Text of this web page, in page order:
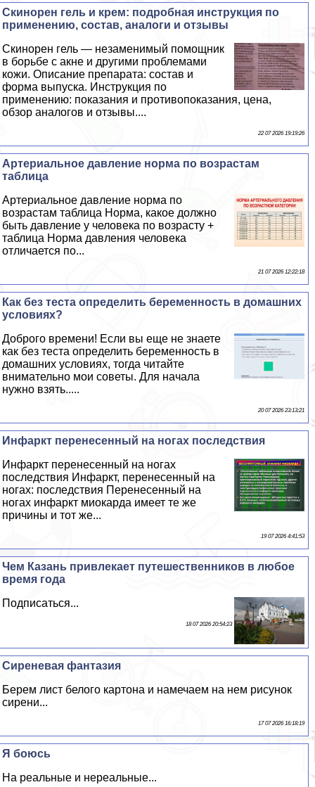
Скинорен гель и крем: подробная инструкция по
применению, состав, аналоги и отзывы
Скинорен гель — незаменимый помощник
в борьбе с акне и другими проблемами
кожи. Описание препарата: состав и
форма выпуска. Инструкция по
применению: показания и противопоказания, цена,
обзор аналогов и отзывы....
22 07 2026 19:19:26
Артериальное давление норма по возрастам
таблица
Артериальное давление норма по
возрастам таблица Норма, какое должно
быть давление у человека по возрасту +
таблица Норма давления человека
отличается по...
21 07 2026 12:22:18
Как без теста определить беременность в домашних
условиях?
Доброго времени! Если вы еще не знаете
как без теста определить беременность в
домашних условиях, тогда читайте
внимательно мои советы. Для начала
нужно взять.....
20 07 2026 23:13:21
Инфаркт перенесенный на ногах последствия
Инфаркт перенесенный на ногах
последствия Инфаркт, перенесенный на
ногах: последствия Перенесенный на
ногах инфаркт миокарда имеет те же
причины и тот же...
19 07 2026 4:41:53
Чем Казань привлекает путешественников в любое
время года
Подписаться...
18 07 2026 20:54:23
Сиреневая фантазия
Берем лист белого картона и намечаем на нем рисунок
сирени...
17 07 2026 16:18:19
Я боюсь
На реальные и нереальные...